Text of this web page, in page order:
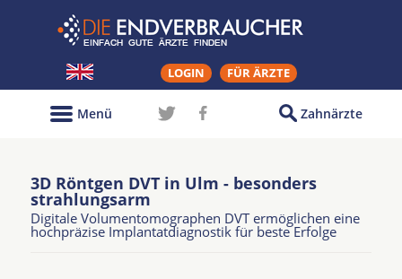
LOGIN FÜR ÄRZTE
Zahnärzte
Menü
3D Röntgen DVT in Ulm - besonders
strahlungsarm
Digitale Volumentomographen DVT ermöglichen eine
hochpräzise Implantatdiagnostik für beste Erfolge